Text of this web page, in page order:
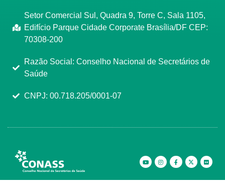
Setor Comercial Sul, Quadra 9, Torre C, Sala 1105,
Edifício Parque Cidade Corporate Brasília/DF CEP:
70308-200
Razão Social: Conselho Nacional de Secretários de
Saúde
CNPJ: 00.718.205/0001-07